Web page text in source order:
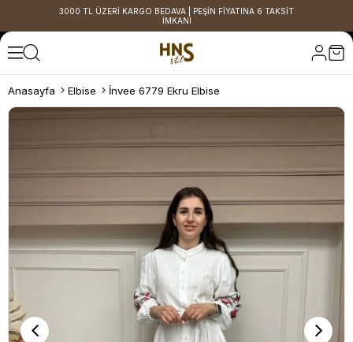
3000 TL ÜZERİ KARGO BEDAVA | PEŞİN FİYATINA 6 TAKSİT
İMKANI
Anasayfa Elbise İnvee 6779 Ekru Elbise